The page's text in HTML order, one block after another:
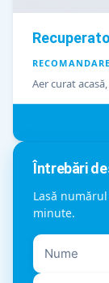
RECOMANDARE
Aer curat
Întrebări
Lasă
minute.